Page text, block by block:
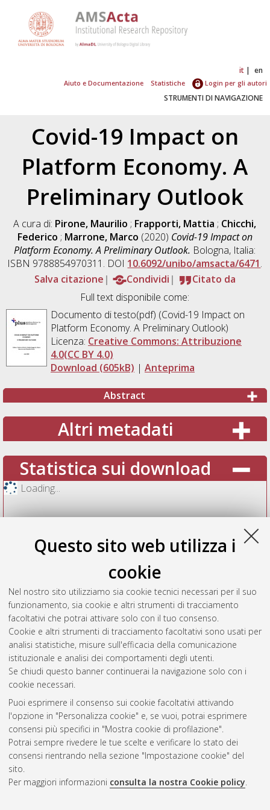
Questo sito web utilizza i
cookie
Nel nostro sito utilizziamo sia cookie tecnici necessari per il suo
funzionamento, sia cookie e altri strumenti di tracciamento
facoltativi che potrai attivare solo con il tuo consenso.
Cookie e altri strumenti di tracciamento facoltativi sono usati per
analisi statistiche, misure sull'efficacia della comunicazione
istituzionale e analisi dei comportamenti degli utenti.
Se chiudi questo banner continuerai la navigazione solo con i
cookie necessari.
Puoi esprimere il consenso sui cookie facoltativi attivando
l'opzione in "Personalizza cookie" e, se vuoi, potrai esprimere
consensi più specifici in "Mostra cookie di profilazione".
Potrai sempre rivedere le tue scelte e verificare lo stato dei
consensi rientrando nella sezione "Impostazione cookie" del
sito.
Per maggiori informazioni consulta la nostra Cookie policy.
it en
Aiuto e Documentazione Statistiche Login per gli autori
STRUMENTI DI NAVIGAZIONE
Covid-19 Impact on
Platform Economy. A
Preliminary Outlook
A cura di: Pirone, Maurilio ; Frapporti, Mattia ; Chicchi,
Federico ; Marrone, Marco (2020) Covid-19 Impact on
Platform Economy. A Preliminary Outlook. Bologna, Italia:
ISBN 9788854970311. DOI 10.6092/unibo/amsacta/6471.
Salva citazione
Condividi
Citato da
Full text disponibile come:
Documento di testo(pdf) (Covid-19 Impact on
Platform Economy. A Preliminary Outlook)
Licenza: Creative Commons: Attribuzione
4.0(CC BY 4.0)
Download (605kB) | Anteprima
Abstract
Altri metadati
Statistica sui download
Loading...
Vedi altre statistiche
Gestione del documento:
Atom
Rss
AMS Acta
ISSN: 2038-7954
re3data.org -
doi.org/10.17616/R3P19R
Servizio implementato e
Impostazioni Cookie